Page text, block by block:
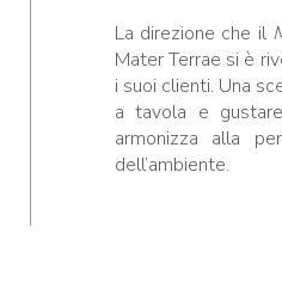
La direzione che il
Mater Terrae si è
i suoi clienti. Una
a tavola e
armonizza alla
dell’ambiente.